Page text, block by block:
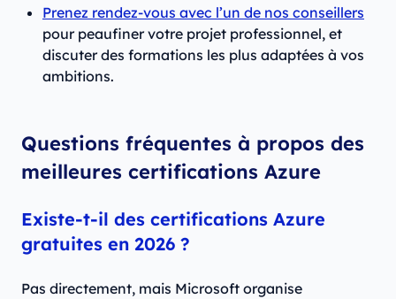
Prenez rendez-vous avec l’un de nos conseillers
pour peaufiner votre projet professionnel, et
discuter des formations les plus adaptées à vos
ambitions.
Questions fréquentes à propos des
meilleures certifications Azure
Existe-t-il des certifications Azure
gratuites en 2026 ?
Pas directement, mais Microsoft organise